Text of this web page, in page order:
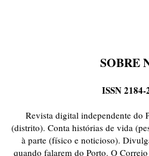
SOBRE
ISSN 2184-
Revista digital independente do
(distrito). Conta histórias de vida
à parte (físico e noticioso).
quando falarem do Porto. O